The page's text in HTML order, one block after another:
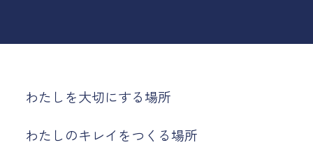
わたしを大切にする場所
わたしのキレイをつくる場所